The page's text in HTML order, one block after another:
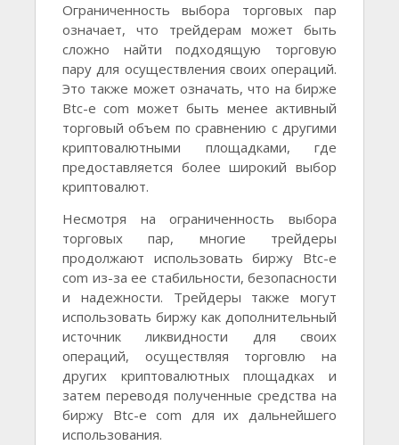
Ограниченность выбора торговых пар
означает, что трейдерам может быть
сложно найти подходящую торговую
пару для осуществления своих операций.
Это также может означать, что на бирже
Btc-e com может быть менее активный
торговый объем по сравнению с другими
криптовалютными площадками, где
предоставляется более широкий выбор
криптовалют.
Несмотря на ограниченность выбора
торговых пар, многие трейдеры
продолжают использовать биржу Btc-e
com из-за ее стабильности, безопасности
и надежности. Трейдеры также могут
использовать биржу как дополнительный
источник ликвидности для своих
операций, осуществляя торговлю на
других криптовалютных площадках и
затем переводя полученные средства на
биржу Btc-e com для их дальнейшего
использования.